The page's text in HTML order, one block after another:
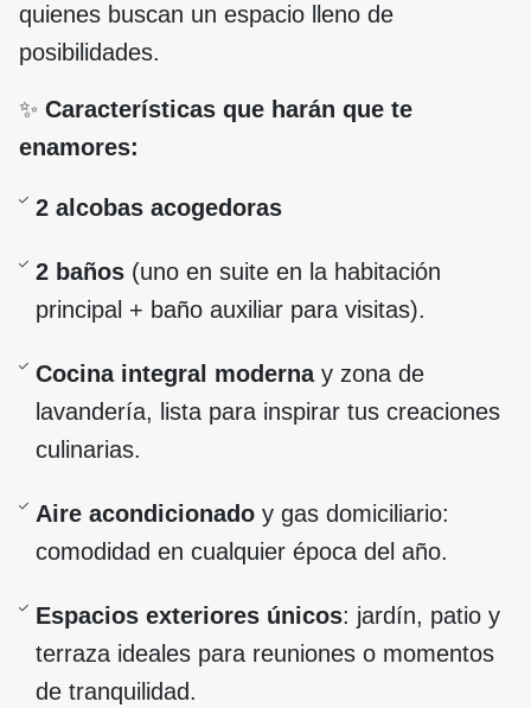
quienes buscan un espacio lleno de
posibilidades.
✨ Características que harán que te
enamores:
2 alcobas acogedoras
2 baños (uno en suite en la habitación
principal + baño auxiliar para visitas).
Cocina integral modernay zona de
lavandería, lista para inspirar tus creaciones
culinarias.
Aire acondicionado y gas domiciliario:
comodidad en cualquier época del año.
Espacios exteriores únicos: jardín, patio y
terraza ideales para reuniones o momentos
de tranquilidad.